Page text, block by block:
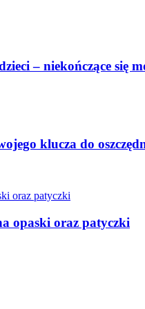
– niekończące się
klucza do
opaski oraz patyczki